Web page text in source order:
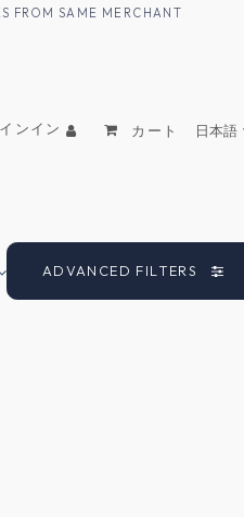
FROM SAME MERCHANT
ンイン カート 日本語
ADVANCED FILTERS